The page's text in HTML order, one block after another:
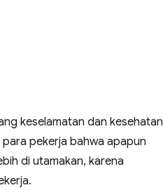
keselamatan dan kesehatan
pekerja bahwa apapun
di utamakan, karena